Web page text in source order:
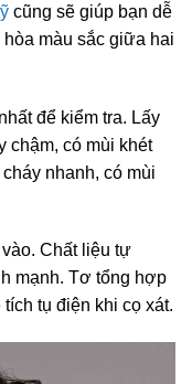
cũng sẽ giúp bạn dễ
màu sắc giữa hai
để kiểm tra. Lấy
chậm, có mùi khét
nhanh, có mùi
Chất liệu tự
mạnh. Tơ tổng hợp
tụ điện khi cọ xát.